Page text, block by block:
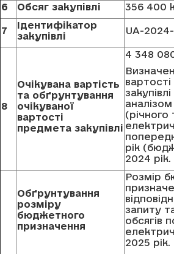
6
Обсяг закупівлі 356 400
7
Ідентифікатор
закупівлі
UA-
8
Очікувана вартість
та обґрунтування
очікуваної
вартості
предмета закупівлі
4 348
(річного
рік
2024 рік.
Обґрунтування
розміру
бюджетного
призначення
Розмір
запиту
обсягів
2025 рік.